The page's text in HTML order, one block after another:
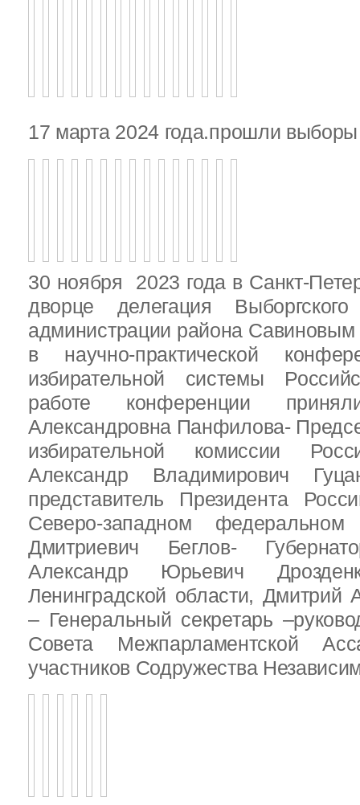
17 марта 2024 года.прошли
30 ноября 2023 года в Санкт-
дворце делегация
администрации района Савиновым
в научно-практической
избирательной системы
работе конференции
Александровна Панфилова-
избирательной комиссии
Александр Владимирович
представитель Президента
Северо-западном федеральном
Дмитриевич Беглов-
Александр Юрьевич
Ленинградской области, Дмитрий
– Генеральный секретарь
Совета Межпарламентской
участников Содружества